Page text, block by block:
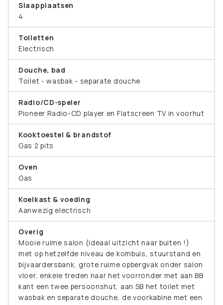
Slaapplaatsen
4
Toiletten
Electrisch
Douche, bad
Toilet - wasbak - separate douche
Radio/CD-speler
Pioneer Radio-CD player en Flatscreen TV in voorhut
Kooktoestel & brandstof
Gas 2 pits
Oven
Gas
Koelkast & voeding
Aanwezig electrisch
Overig
Mooie ruime salon (ideaal uitzicht naar buiten !)
met op hetzelfde niveau de kombuis, stuurstand en
bijvaardersbank, grote ruime opbergvak onder salon
vloer, enkele treden naar het voorronder met aan BB
kant een twee persoonshut, aan SB het toilet met
wasbak en separate douche, de voorkabine met een